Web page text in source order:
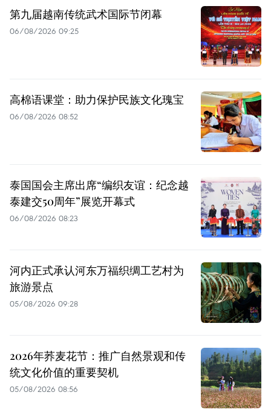
第九届越南传统武术国际节闭幕
06/08/2026 09:25
高棉语课堂：助力保护民族文化瑰宝
06/08/2026 08:52
泰国国会主席出席“编织友谊：纪念越
泰建交50周年”展览开幕式
06/08/2026 08:23
河内正式承认河东万福织绸工艺村为
旅游景点
05/08/2026 09:28
2026年荞麦花节：推广自然景观和传
统文化价值的重要契机
05/08/2026 08:56